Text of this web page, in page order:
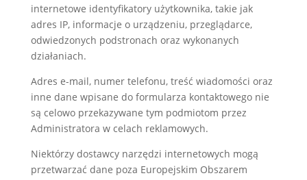
internetowe identyfikatory użytkownika, takie jak
adres IP, informacje o urządzeniu, przeglądarce,
odwiedzonych podstronach oraz wykonanych
działaniach.
Adres e-mail, numer telefonu, treść wiadomości oraz
inne dane wpisane do formularza kontaktowego nie
są celowo przekazywane tym podmiotom przez
Administratora w celach reklamowych.
Niektórzy dostawcy narzędzi internetowych mogą
przetwarzać dane poza Europejskim Obszarem